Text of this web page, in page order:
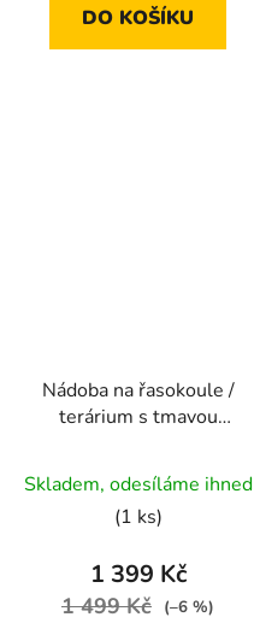
DO KOŠÍKU
Nádoba na řasokoule /
terárium s tmavou
extra velké s kuličkou -
23 x 23 cm
Skladem, odesíláme ihned
(1 ks)
1 399 Kč
1 499 Kč (–6 %)